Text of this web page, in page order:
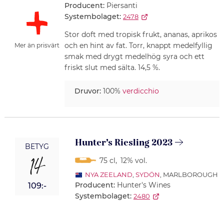
Mer än prisvärt
Producent: Piersanti
Systembolaget: 2478
Stor doft med tropisk frukt, ananas, aprikos
och en hint av fat. Torr, knappt medelfyllig
smak med drygt medelhög syra och ett
friskt slut med sälta. 14,5 %.
Druvor:100% verdicchio
BETYG
14
109:-
Hunter’s Riesling 2023
75 cl , 12% vol.
NYA ZEELAND, SYDÖN, MARLBOROUGH
Producent: Hunter's Wines
Systembolaget: 2480